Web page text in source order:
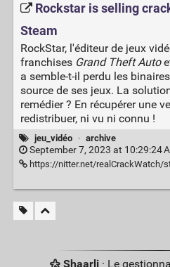
Rockstar is selling
Steam
RockStar, l'éditeur de jeux
franchises Grand Theft Auto
a semble-t-il perdu les
source de ses jeux. La
remédier ? En récupérer une
redistribuer, ni vu ni connu !
jeu_vidéo · archive
September 7, 2023 at 10:29:24
https://nitter.net/realCrackWatch/
Shaarli· Le